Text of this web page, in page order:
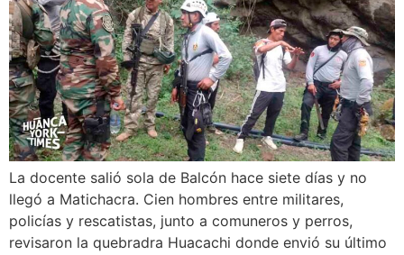
La docente salió sola de Balcón hace siete días y no
llegó a Matichacra. Cien hombres entre militares,
policías y rescatistas, junto a comuneros y perros,
revisaron la quebradra Huacachi donde envió su último